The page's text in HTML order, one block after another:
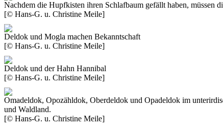
Nachdem die Hupfkisten ihren Schlafbaum gefällt haben, müssen
[© Hans-G. u. Christine Meile]
Deldok und Mogla machen Bekanntschaft
[© Hans-G. u. Christine Meile]
Deldok und der Hahn Hannibal
[© Hans-G. u. Christine Meile]
Omadeldok, Opozähldok, Oberdeldok und Opadeldok im
und Waldland.
[© Hans-G. u. Christine Meile]